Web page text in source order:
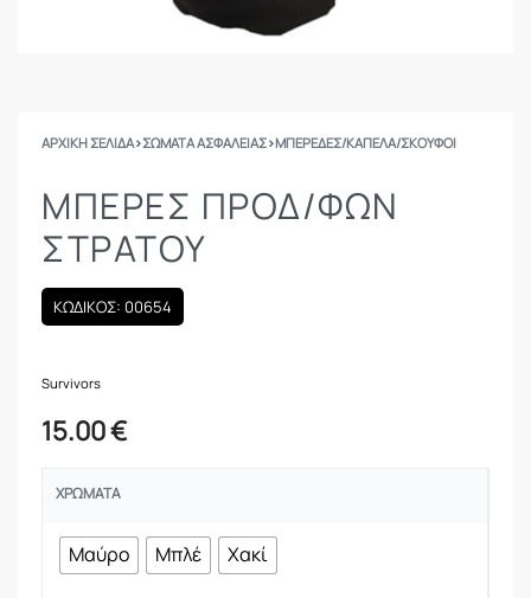
ΑΡΧΙΚΉ ΣΕΛΊΔΑ›ΣΩΜΑΤΑ ΑΣΦΑΛΕΙΑΣ›ΜΠΕΡΈΔΕΣ/ΚΑΠΈΛΑ/ΣΚΟΎΦΟΙ
ΜΠΕΡΈΣ ΠΡΟΔ/ΦΩΝ
ΣΤΡΑΤΟΎ
ΚΩΔΙΚΟΣ: 00654
Survivors
15.00€
ΧΡΏΜΑΤΑ
Μαύρο Μπλέ Χακί